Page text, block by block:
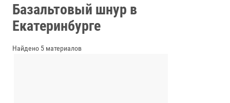
Базальтовый шнур в
Екатеринбурге
Найдено 5 материалов